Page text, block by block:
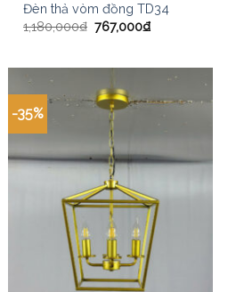
Đèn thả vòm đồng TD34
1,180,000₫ 767,000₫
-35%